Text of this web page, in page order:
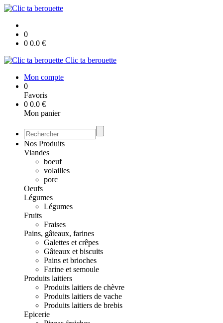
0
0 0.0 €
Clic ta berouette
Mon compte
0
Favoris
0 0.0 €
Mon panier
Nos Produits
Viandes
boeuf
volailles
porc
Oeufs
Légumes
Légumes
Fruits
Fraises
Pains, gâteaux, farines
Galettes et crêpes
Gâteaux et biscuits
Pains et brioches
Farine et semoule
Produits laitiers
Produits laitiers de chèvre
Produits laitiers de vache
Produits laitiers de brebis
Epicerie